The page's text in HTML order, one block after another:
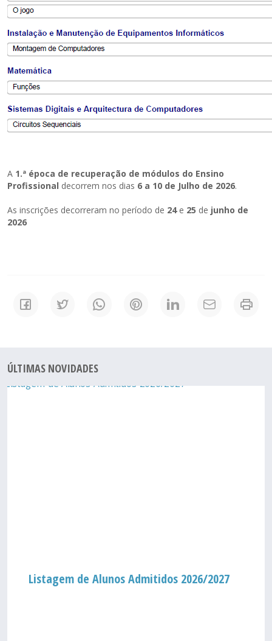
A 1.ª época de recuperação de módulos do Ensino
Profissional decorrem nos dias 6 a 10 de Julho de 2026.
As inscrições decorreram no período de 24 e 25 de junho de
2026
ÚLTIMAS NOVIDADES
Listagem de Alunos Admitidos 2026/2027